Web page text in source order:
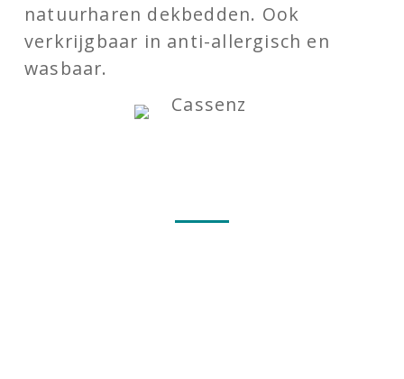
natuurharen dekbedden. Ook
verkrijgbaar in anti-allergisch en
wasbaar.